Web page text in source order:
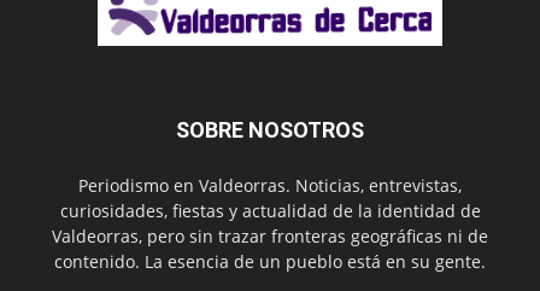
SOBRE NOSOTROS
Periodismo en Valdeorras. Noticias, entrevistas,
curiosidades, fiestas y actualidad de la identidad de
Valdeorras, pero sin trazar fronteras geográficas ni de
contenido. La esencia de un pueblo está en su gente.